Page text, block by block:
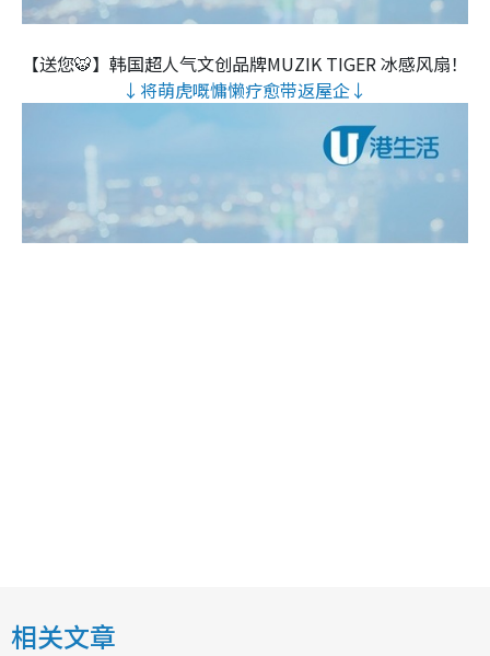
【送您🐯】韩国超人气文创品牌MUZIK TIGER 冰感风扇！
↓将萌虎嘅慵懒疗愈带返屋企↓
相关文章